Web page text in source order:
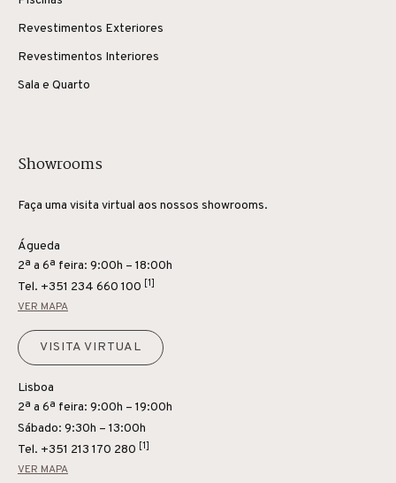
Revestimentos Exteriores
Revestimentos Interiores
Sala e Quarto
Showrooms
Faça uma visita virtual aos nossos showrooms.
Águeda
2ª a 6ª feira: 9:00h – 18:00h
Tel. +351 234 660 100 [1]
VER MAPA
VISITA VIRTUAL
Lisboa
2ª a 6ª feira: 9:00h – 19:00h
Sábado: 9:30h – 13:00h
Tel. +351 213 170 280 [1]
VER MAPA